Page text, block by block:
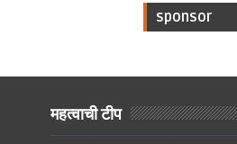
sponsor
महत्वाची टीप